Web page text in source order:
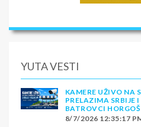
YUTA VESTI
KAMERE UŽIVO NA
PRELAZIMA SRBIJE
BATROVCI HORGOŠ
8/7/2026 12:35:17